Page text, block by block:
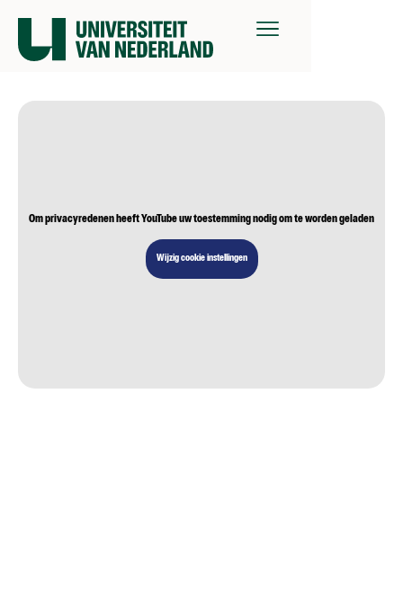
Om privacyredenen heeft YouTube uw toestemming nodig om te worden geladen
Wijzig cookie instellingen